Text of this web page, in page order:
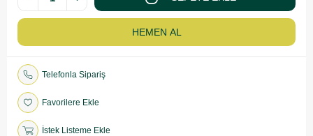
Telefonla Sipariş
Favorilere Ekle
İstek Listeme Ekle